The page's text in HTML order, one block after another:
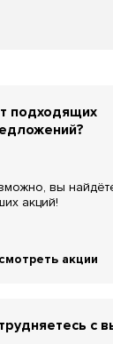
подходящих
вы
акций!
акции
с